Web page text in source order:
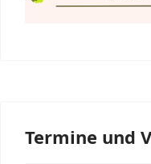
Termine und